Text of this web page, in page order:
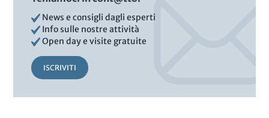
News e consigli dagli esperti
Info sulle nostre attività
Open day e visite gratuite
ISCRIVITI